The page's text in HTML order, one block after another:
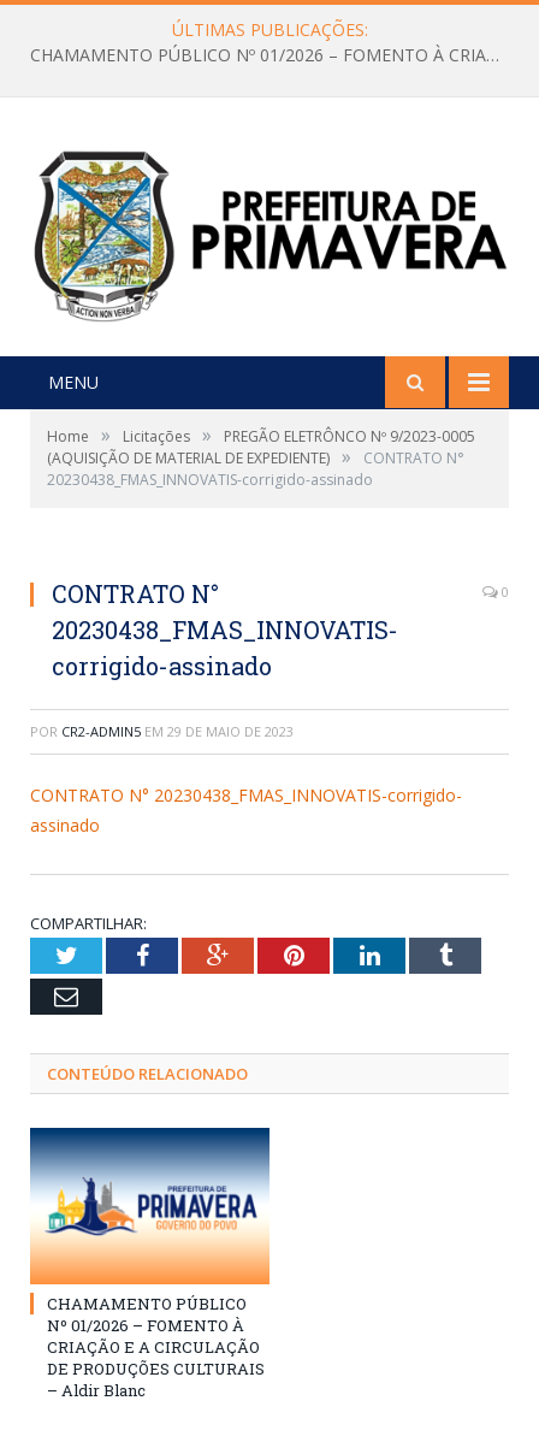
ÚLTIMAS PUBLICAÇÕES:
CHAMAMENTO PÚBLICO Nº 01/2026 – FOMENTO À CRIAÇÃO E A CIRCULAÇÃO DE PRODUÇÕES CULTURAIS – Aldir Blanc
MENU
Home » Licitações »
PREGÃO ELETRÔNCO Nº 9/2023-0005
(AQUISIÇÃO DE MATERIAL DE EXPEDIENTE) »
CONTRATO N°
20230438_FMAS_INNOVATIS-corrigido-assinado
CONTRATO N°
20230438_FMAS_INNOVATIS-
corrigido-assinado
0
POR CR2-ADMIN5 EM 29 DE MAIO DE 2023
CONTRATO N° 20230438_FMAS_INNOVATIS-corrigido-
assinado
COMPARTILHAR:
TwitterFacebookGoogle+PinterestLinkedInTumblr
Email
CONTEÚDO RELACIONADO
CHAMAMENTO PÚBLICO
Nº 01/2026 – FOMENTO À
CRIAÇÃO E A CIRCULAÇÃO
DE PRODUÇÕES CULTURAIS
– Aldir Blanc